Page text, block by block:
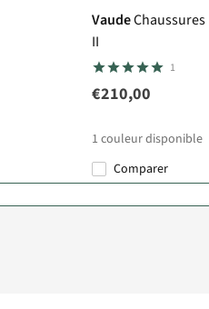
VaudeChaussures
II
1
€210,00
1 couleur disponible
Comparer